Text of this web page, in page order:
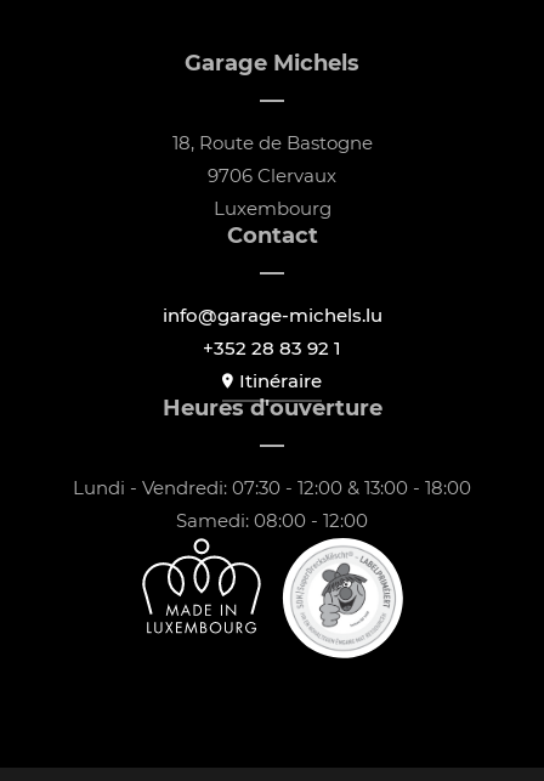
Garage Michels
18, Route de Bastogne
9706 Clervaux
Luxembourg
Contact
info@garage-michels.lu
+352 28 83 92 1
Itinéraire
Heures d'ouverture
Lundi - Vendredi: 07:30 - 12:00 & 13:00 - 18:00
Samedi: 08:00 - 12:00